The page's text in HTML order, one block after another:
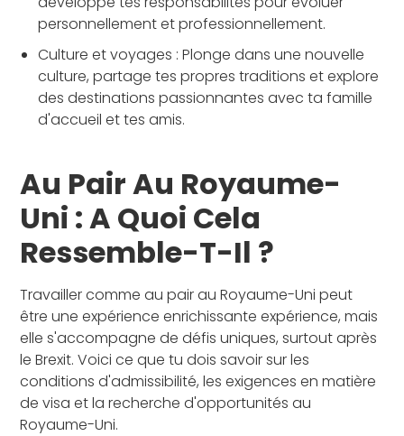
personnellement et professionnellement.
Culture et voyages : Plonge dans une nouvelle
culture, partage tes propres traditions et explore
des destinations passionnantes avec ta famille
d'accueil et tes amis.
Au Pair Au Royaume-
Uni : A Quoi Cela
Ressemble-T-Il ?
Travailler comme au pair au Royaume-Uni peut
être une expérience enrichissante expérience, mais
elle s'accompagne de défis uniques, surtout après
le Brexit. Voici ce que tu dois savoir sur les
conditions d'admissibilité, les exigences en matière
de visa et la recherche d'opportunités au
Royaume-Uni.